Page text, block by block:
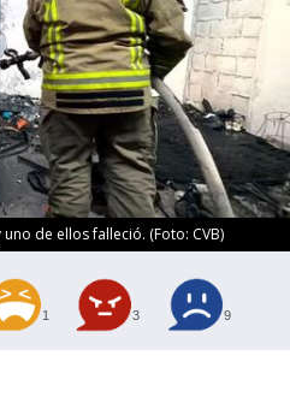
de ellos falleció. (Foto: CVB)
1 3 9